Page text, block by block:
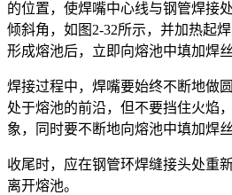
的位置，使焊嘴中心线与钢管焊接
倾斜角，如图2-32所示，并加热起
形成熔池后，立即向熔池中填加焊丝
焊接过程中，焊嘴要始终不断地做
处于熔池的前沿，但不要挡住火焰
象，同时要不断地向熔池中填加焊丝
收尾时，应在钢管环焊缝接头处重
离开熔池。